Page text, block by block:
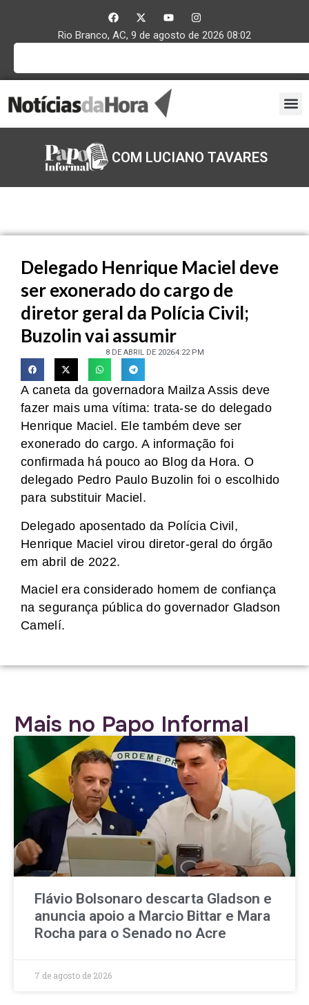
Rio Branco, AC, 9 de agosto de 2026 08:02
COM LUCIANO TAVARES
Delegado Henrique Maciel deve
ser exonerado do cargo de
diretor geral da Polícia Civil;
Buzolin vai assumir
8 DE ABRIL DE 20264:22 PM
A caneta da governadora Mailza Assis deve
fazer mais uma vítima: trata-se do delegado
Henrique Maciel. Ele também deve ser
exonerado do cargo. A informação foi
confirmada há pouco ao Blog da Hora. O
delegado Pedro Paulo Buzolin foi o escolhido
para substituir Maciel.
Delegado aposentado da Polícia Civil,
Henrique Maciel virou diretor-geral do órgão
em abril de 2022.
Maciel era considerado homem de confiança
na segurança pública do governador Gladson
Camelí.
Mais no Papo Informal
Flávio Bolsonaro descarta Gladson e
anuncia apoio a Marcio Bittar e Mara
Rocha para o Senado no Acre
7 de agosto de 2026